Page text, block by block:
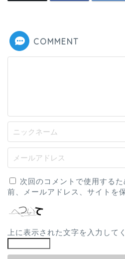
COMMENT
次回のコメントで使用する
前、メールアドレス、サイトを
上に表示された文字を入力して